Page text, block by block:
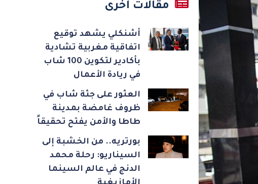
مقالات أخرى
أشنكلي يشهد توقيع
اتفاقية مغربية تشادية
بأكادير لتكوين 100 شاب
في ريادة الأعمال
العثور على جثة شاب في
ظروف غامضة بمدينة
طاطا والأمن يفتح تحقيقاً
بورتريه.. من الخشبة إلى
السيناريو: رحلة محمد
الدنج في عالم السينما